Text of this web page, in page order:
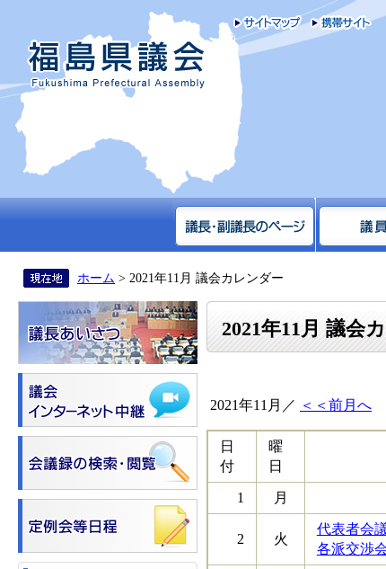
福島県議会
サイトマップ
ホーム > 2021年11月 議会カレンダー
2021年11月 議会
2021年11月／ ＜＜前月へ
日
付
曜
日
1 月
2 火
代表者会
各派交渉